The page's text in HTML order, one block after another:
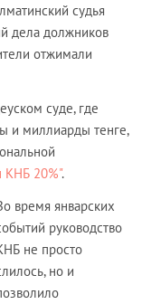
судья
дела должников
отжимали
суде, где
и миллиарды тенге,
КНБ 20%".
время январских
руководство
не просто
но и